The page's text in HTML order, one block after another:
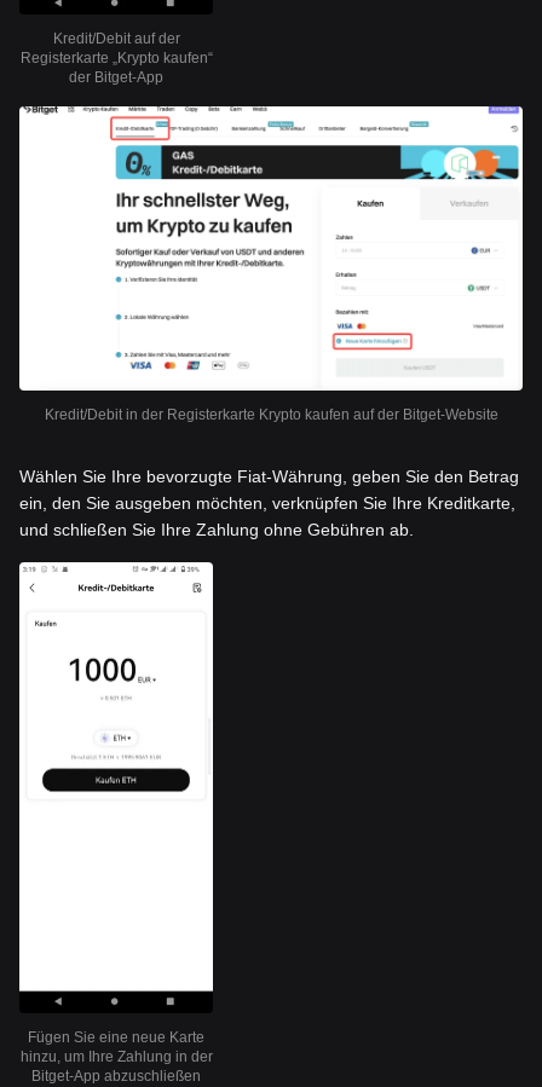
Kredit/Debit auf der
Registerkarte „Krypto kaufen“
der Bitget-App
Kredit/Debit in der Registerkarte Krypto kaufen auf der Bitget-Website
Wählen Sie Ihre bevorzugte Fiat-Währung, geben Sie den Betrag
ein, den Sie ausgeben möchten, verknüpfen Sie Ihre Kreditkarte,
und schließen Sie Ihre Zahlung ohne Gebühren ab.
Fügen Sie eine neue Karte
hinzu, um Ihre Zahlung in der
Bitget-App abzuschließen